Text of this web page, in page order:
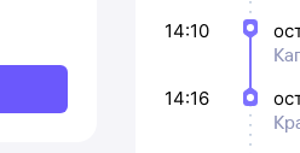
14:10
14:16